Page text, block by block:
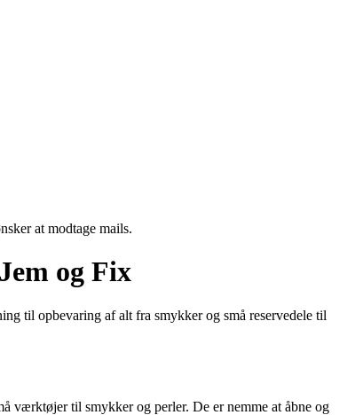
at modtage mails.
og Fix
til opbevaring af alt fra smykker og små reservedele til
værktøjer til smykker og perler. De er nemme at åbne og